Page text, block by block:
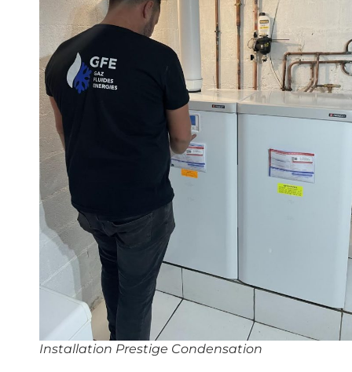
Installation Prestige Condensation